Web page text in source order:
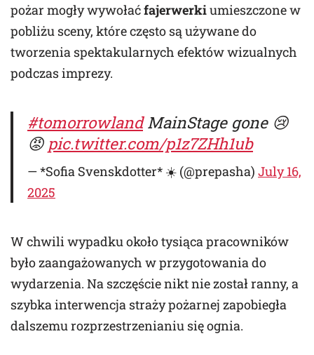
pożar mogły wywołaćfajerwerkiumieszczone w
pobliżu sceny, które często są używane do
tworzenia spektakularnych efektów wizualnych
podczas imprezy.
#tomorrowlandMainStage gone 😢
😡 pic.twitter.com/p1z7ZHh1ub
— *Sofia Svenskdotter* ☀️ (@prepasha) July 16,
2025
W chwili wypadku około tysiąca pracowników
było zaangażowanych w przygotowania do
wydarzenia. Na szczęście nikt nie został ranny, a
szybka interwencja straży pożarnej zapobiegła
dalszemu rozprzestrzenianiu się ognia.